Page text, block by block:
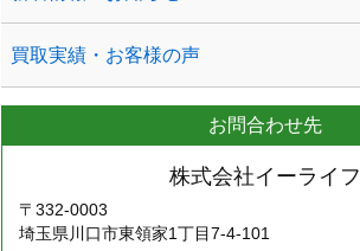
買取実績・お客様の声
お問合わせ先
株式会社イーライフ
〒332-0003
埼玉県川口市東領家1丁目7-4-101